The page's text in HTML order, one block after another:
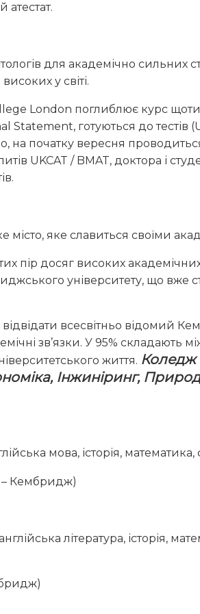
атестат.
для академічно сильних
у світі.
London поглиблює курс
готуються до тестів
на початку вересня
UKCAT / BMAT, доктора і
місто, яке славиться своїми
пір досяг високих
університету, що вже
всесвітньо відомий
зв’язки. У 95% складають
життя. Коледж
Інжиніринг,
мова, історія, математика,
– Кембридж)
література, історія,